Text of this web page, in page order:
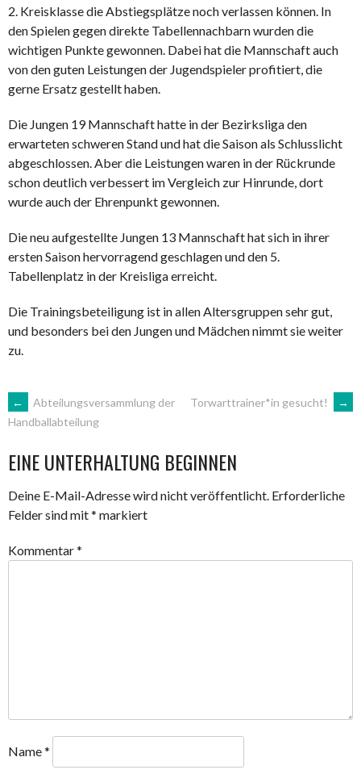
2. Kreisklasse die Abstiegsplätze noch verlassen können. In
den Spielen gegen direkte Tabellennachbarn wurden die
wichtigen Punkte gewonnen. Dabei hat die Mannschaft auch
von den guten Leistungen der Jugendspieler profitiert, die
gerne Ersatz gestellt haben.
Die Jungen 19 Mannschaft hatte in der Bezirksliga den
erwarteten schweren Stand und hat die Saison als Schlusslicht
abgeschlossen. Aber die Leistungen waren in der Rückrunde
schon deutlich verbessert im Vergleich zur Hinrunde, dort
wurde auch der Ehrenpunkt gewonnen.
Die neu aufgestellte Jungen 13 Mannschaft hat sich in ihrer
ersten Saison hervorragend geschlagen und den 5.
Tabellenplatz in der Kreisliga erreicht.
Die Trainingsbeteiligung ist in allen Altersgruppen sehr gut,
und besonders bei den Jungen und Mädchen nimmt sie weiter
zu.
ARTIKEL-
NAVIGATION
←
Abteilungsversammlung der
Handballabteilung
Torwarttrainer*in gesucht! →
EINE UNTERHALTUNG BEGINNEN
Deine E-Mail-Adresse wird nicht veröffentlicht. Erforderliche
Felder sind mit* markiert
Kommentar*
Name*